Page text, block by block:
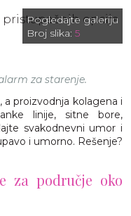
Pogledajte galeriju
Broj slika: 5
za starenje.
proizvodnja kolagena i
linije, sitne bore,
svakodnevni umor i
i umorno. Rešenje?
za područje oko